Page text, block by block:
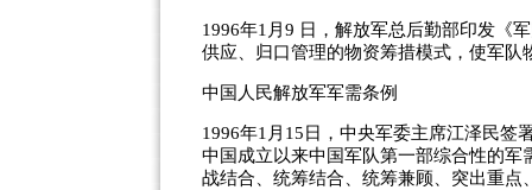
1996年1月9 日，解放军总后勤部印发《
供应、归口管理的物资筹措模式，使军
中国人民解放军军需条例
1996年1月15日，中央军委主席江泽民签
中国成立以来中国军队第一部综合性的
战结合、统筹结合、统筹兼顾、突出重点